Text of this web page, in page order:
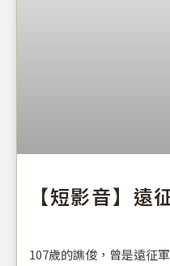
【短影音】遠
107歲的譙俊，曾是遠征